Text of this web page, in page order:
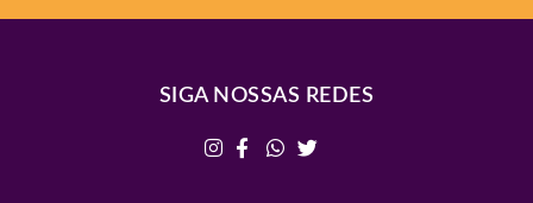
SIGA NOSSAS REDES